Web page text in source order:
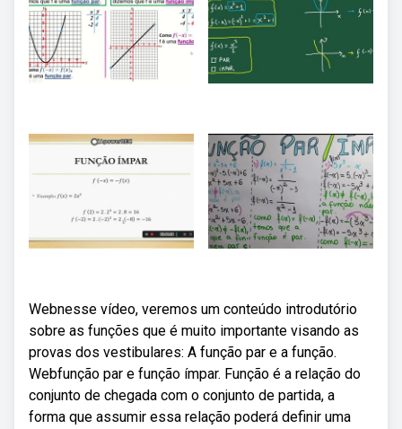
Webnesse vídeo, veremos um conteúdo introdutório
sobre as funções que é muito importante visando as
provas dos vestibulares: A função par e a função.
Webfunção par e função ímpar. Função é a relação do
conjunto de chegada com o conjunto de partida, a
forma que assumir essa relação poderá definir uma